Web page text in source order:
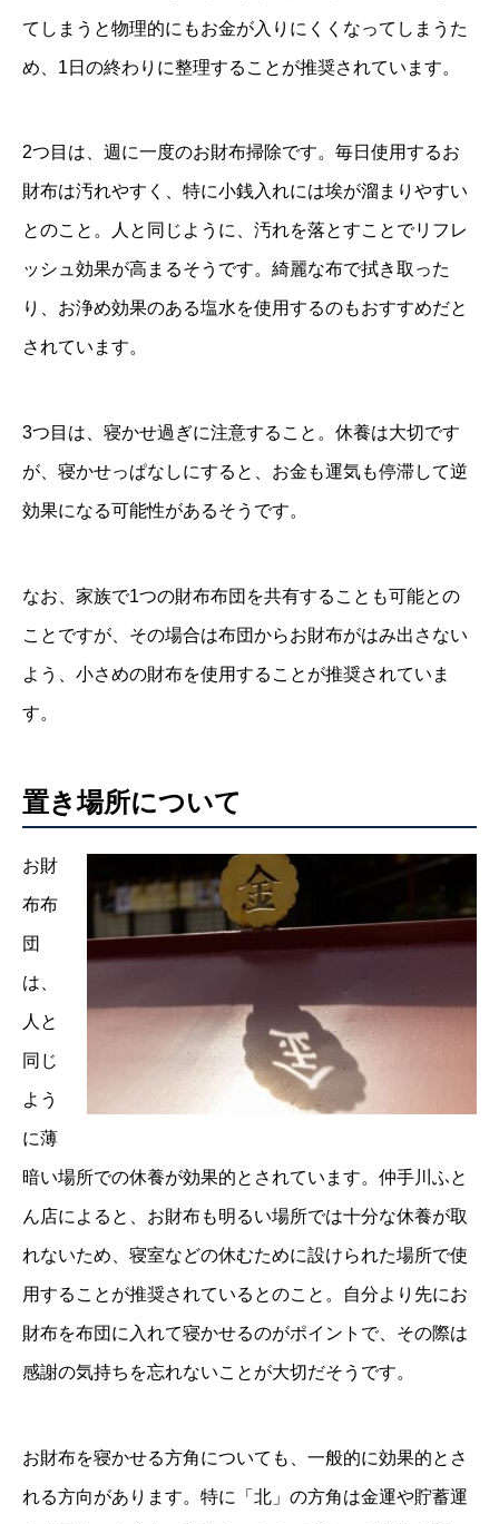
てしまうと物理的にもお金が入りにくくなってしまうた
め、1日の終わりに整理することが推奨されています。
2つ目は、週に一度のお財布掃除です。毎日使用するお
財布は汚れやすく、特に小銭入れには埃が溜まりやすい
とのこと。人と同じように、汚れを落とすことでリフレ
ッシュ効果が高まるそうです。綺麗な布で拭き取った
り、お浄め効果のある塩水を使用するのもおすすめだと
されています。
3つ目は、寝かせ過ぎに注意すること。休養は大切です
が、寝かせっぱなしにすると、お金も運気も停滞して逆
効果になる可能性があるそうです。
なお、家族で1つの財布布団を共有することも可能との
ことですが、その場合は布団からお財布がはみ出さない
よう、小さめの財布を使用することが推奨されていま
す。
置き場所について
お財
布布
団
は、
人と
同じ
よう
に薄
暗い場所での休養が効果的とされています。仲手川ふと
ん店によると、お財布も明るい場所では十分な休養が取
れないため、寝室などの休むために設けられた場所で使
用することが推奨されているとのこと。自分より先にお
財布を布団に入れて寝かせるのがポイントで、その際は
感謝の気持ちを忘れないことが大切だそうです。
お財布を寝かせる方角についても、一般的に効果的とさ
れる方向があります。特に「北」の方角は金運や貯蓄運